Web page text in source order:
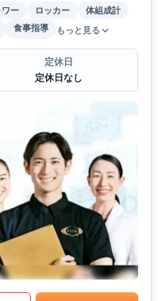
ワー ロッカー
体組成計
食事指導 もっと見る
定休日
定休日なし